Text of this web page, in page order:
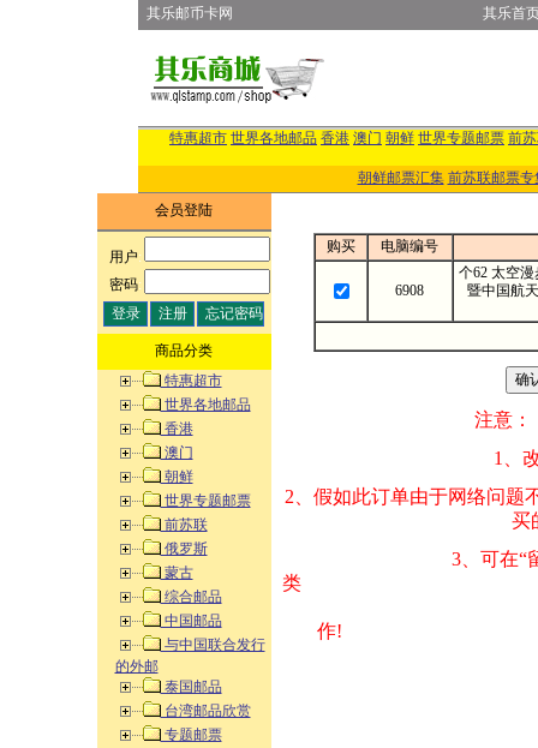
其乐邮币卡网 其乐首
特惠超市 世界各地邮品 香港 澳门 朝鲜 世界专题邮票 前
朝鲜邮票汇集 前苏联邮票专
会员登陆
用户:
密码:
商品分类
特惠超市
世界各地邮品
香港
澳门
朝鲜
世界专题邮票
前苏联
俄罗斯
蒙古
综合邮品
中国邮品
与中国联合发行
的外邮
泰国邮品
台湾邮品欣赏
专题邮票
购买 电脑编号
6908
个62 太空
暨中国航
注意：
1、改变商品数量
2、假如此订单由
买的邮品的“
3、可在“
类 方式告之
作!